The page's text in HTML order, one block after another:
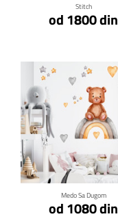
Stitch
od 1800 din
Medo Sa Dugom
od 1080 din
Klikni za detalje